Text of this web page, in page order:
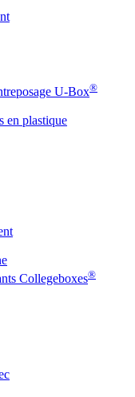
U-Box®
en plastique
Collegeboxes®